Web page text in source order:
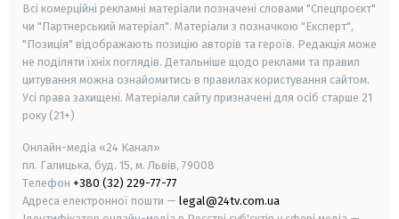
Всі комерційні рекламні матеріали позначені словами "Спецпроєкт"
чи "Партнерський матеріал". Матеріали з позначкою "Експерт",
"Позиція" відображають позицію авторів та героїв. Редакція може
не поділяти їхніх поглядів. Детальніше щодо реклами та правил
цитування можна ознайомитись в правилах користування сайтом.
Усі права захищені. Матеріали сайту призначені для осіб старше 21
року (21+)
Онлайн-медіа «24 Канал»
пл. Галицька, буд. 15, м. Львів, 79008
Телефон +380 (32) 229-77-77
Адреса електронної пошти — legal@24tv.com.ua